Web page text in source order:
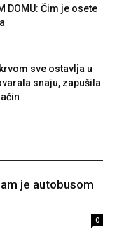
DOMU: Čim je osete
sve ostavlja u
snaju, zapušila
je autobusom
0